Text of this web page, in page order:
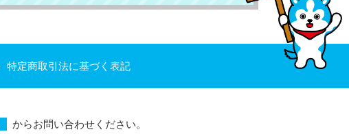
特定商取引法に基づく表記
からお問い合わせください。